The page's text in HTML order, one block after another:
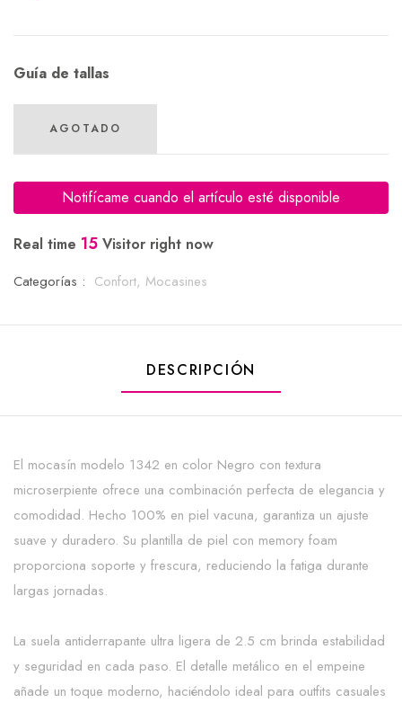
Guía de tallas
AGOTADO
Notifícame cuando el artículo esté disponible
Real time 15 Visitor right now
Categorías : Confort, Mocasines
DESCRIPCIÓN
El mocasín modelo 1342 en color Negro con textura
microserpiente ofrece una combinación perfecta de elegancia y
comodidad. Hecho 100% en piel vacuna, garantiza un ajuste
suave y duradero. Su plantilla de piel con memory foam
proporciona soporte y frescura, reduciendo la fatiga durante
largas jornadas.
La suela antiderrapante ultra ligera de 2.5 cm brinda estabilidad
y seguridad en cada paso. El detalle metálico en el empeine
añade un toque moderno, haciéndolo ideal para outfits casuales